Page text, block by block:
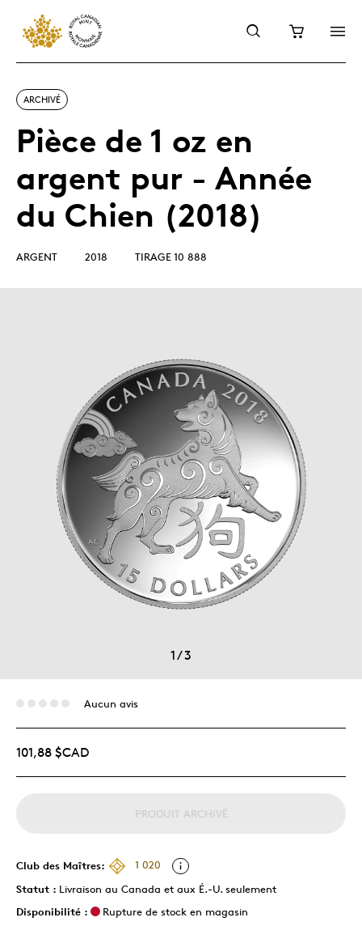
ARCHIVÉ
Pièce de 1 oz en
argent pur - Année
du Chien (2018)
ARGENT 2018 TIRAGE 10 888
1/3
Aucun avis
101,88 $CAD
PRODUIT ARCHIVÉ
Club des Maîtres:
1 020
Statut : Livraison au Canada et aux É.-U. seulement
Disponibilité :
Rupture de stock en magasin